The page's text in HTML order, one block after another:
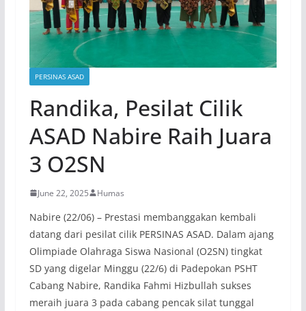
PERSINAS ASAD
Randika, Pesilat Cilik
ASAD Nabire Raih Juara
3 O2SN
June 22, 2025 Humas
Nabire (22/06) – Prestasi membanggakan kembali
datang dari pesilat cilik PERSINAS ASAD. Dalam ajang
Olimpiade Olahraga Siswa Nasional (O2SN) tingkat
SD yang digelar Minggu (22/6) di Padepokan PSHT
Cabang Nabire, Randika Fahmi Hizbullah sukses
meraih juara 3 pada cabang pencak silat tunggal